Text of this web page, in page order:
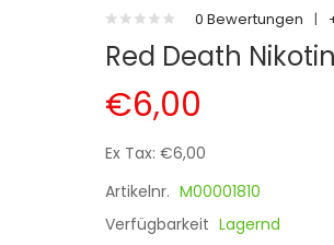
0 Bewertungen |
Red Death
€6,00
Ex Tax: €6,00
Artikelnr. M00001810
Verfügbarkeit Lagernd